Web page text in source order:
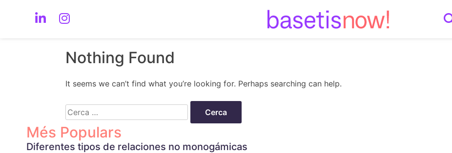
to
content
Nothing Found
It seems we can’t find what you’re looking for. Perhaps searching can help.
Cerca:
Més Populars
Diferentes tipos de relaciones no monogámicas